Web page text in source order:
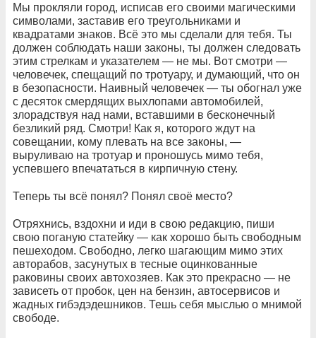
Мы прокляли город, исписав его своими магическими
символами, заставив его треугольниками и
квадратами знаков. Всё это мы сделали для тебя. Ты
должен соблюдать наши законы, ты должен следовать
этим стрелкам и указателем — не мы. Вот смотри —
человечек, спещащий по тротуару, и думающий, что он
в безопасности. Наивный человечек — ты обогнал уже
с десяток смердящих выхлопами автомобилей,
злорадствуя над нами, вставшими в бесконечный
безликий ряд. Смотри! Как я, которого ждут на
совещании, кому плевать на все законы, —
выруливаю на тротуар и проношусь мимо тебя,
успевшего впечататься в кирпичную стену.
Теперь ты всё понял? Понял своё место?
Отряхнись, вздохни и иди в свою редакцию, пиши
свою поганую статейку — как хорошо быть свободным
пешеходом. Свободно, легко шагающим мимо этих
авторабов, засунутых в тесные оцинкованные
раковины своих автохозяев. Как это прекрасно — не
зависеть от пробок, цен на бензин, автосервисов и
жадных гибэдэдешников. Тешь себя мыслью о мнимой
свободе.